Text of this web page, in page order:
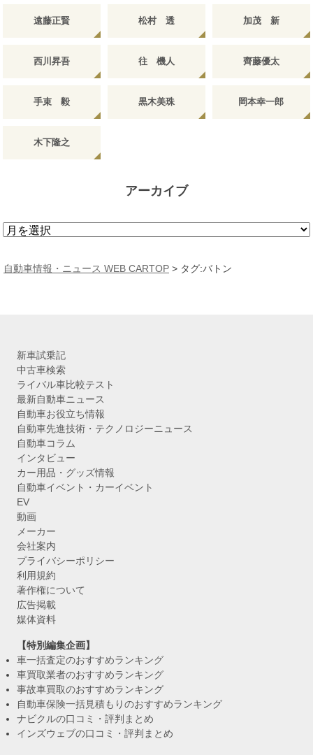
遠藤正賢 松村 透 加茂 新
西川昇吾 往 機人 齊藤優太
手束 毅 黒木美珠 岡本幸一郎
木下隆之
アーカイブ
ア
カ
自動車情報・ニュース WEB CARTOP > タグ:バトン
新車試乗記
中古車検索
ライバル車比較テスト
最新自動車ニュース
自動車お役立ち情報
自動車先進技術・テクノロジーニュース
自動車コラム
インタビュー
カー用品・グッズ情報
自動車イベント・カーイベント
EV
動画
メーカー
会社案内
プライバシーポリシー
利用規約
著作権について
広告掲載
媒体資料
【特別編集企画】
車一括査定のおすすめランキング
車買取業者のおすすめランキング
事故車買取のおすすめランキング
自動車保険一括見積もりのおすすめランキング
ナビクルの口コミ・評判まとめ
インズウェブの口コミ・評判まとめ